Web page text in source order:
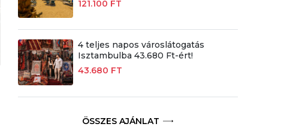
121.100 FT
4 teljes napos városlátogatás
Isztambulba 43.680 Ft-ért!
43.680 FT
ÖSSZES AJÁNLAT